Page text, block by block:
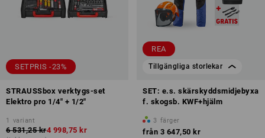
SETPRIS -23%
STRAUSSbox verktygs-set
Elektro pro 1/4" + 1/2"
1 variant
6 531,25 kr4 998,75 kr
REA
Tillgängliga storlekar
SET: e.s. skärskyddsmidjebyxa
f. skogsb. KWF+hjälm
3 färger
från 3 647,50 kr